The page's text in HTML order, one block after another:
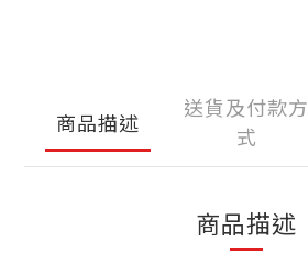
商品描述
送貨及付款方
式
商品描述